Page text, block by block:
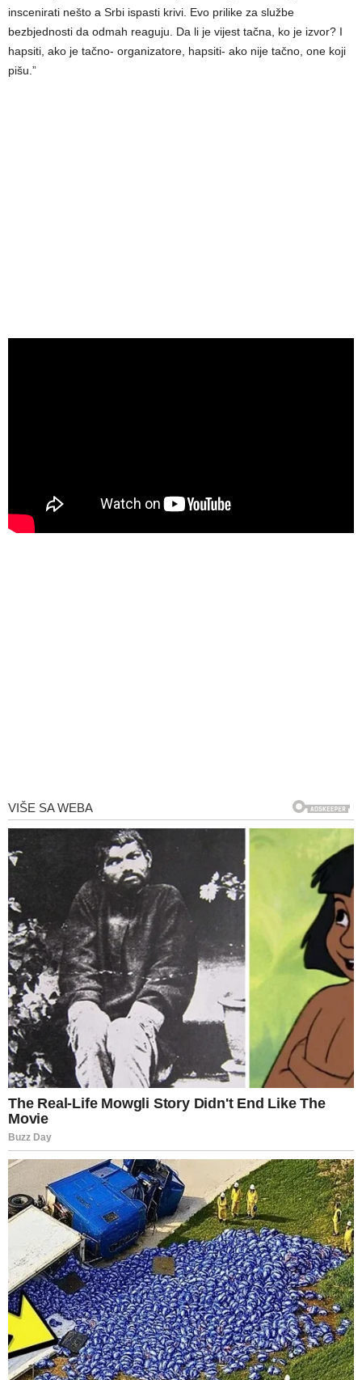
inscenirati nešto a Srbi ispasti krivi. Evo prilike za službe
bezbjednosti da odmah reaguju. Da li je vijest tačna, ko je izvor? I
hapsiti, ako je tačno- organizatore, hapsiti- ako nije tačno, one koji
pišu.”